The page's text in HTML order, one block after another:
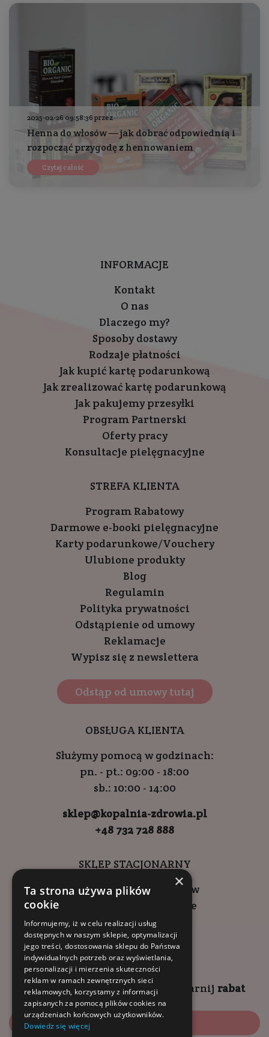
2025-02-26 09:58:36 przez
Henna do włosów — jak dobrać odpowiednią i
rozpocząć przygodę z hennowaniem
Czytaj całość
INFORMACJE
Kontakt
O nas
Dlaczego my?
Sposoby dostawy
Rodzaje płatności
Jak kupić kartę podarunkową
Jak zrealizować kartę podarunkową
Jak pakujemy przesyłki
Program Partnerski
Oferty pracy
Konsultacje pielęgnacyjne
STREFA KLIENTA
Program Rabatowy
Darmowe e-booki pielęgnacyjne
Karty podarunkowe/Vouchery
Ulubione produkty
Blog
Regulamin
Polityka prywatności
Odstąpienie od umowy
Reklamacje
Wypisz się z newslettera
Odstąp od umowy tutaj
OBSŁUGA KLIENTA
Służymy pomocą w godzinach:
pn. - pt.: 09:00 - 18:00
sb.: 10:00 - 14:00
sklep@kopalnia-zdrowia.pl
+48 732 728 888
SKLEP STACJONARNY
ul. Wadowicka 6, Kraków
Kompleks Buma Square
godziny otwarcia:
9:00 - 18:00 (pon-pt)
10:00 - 14:00 (sob)
Zapisz się naNEWSLETTER zgarnij rabat
Zapisz się
×
Ta strona używa plików
cookie
Informujemy, iż w celu realizacji usług
dostępnych w naszym sklepie, optymalizacji
jego treści, dostosowania sklepu do Państwa
indywidualnych potrzeb oraz wyświetlania,
personalizacji i mierzenia skuteczności
reklam w ramach zewnętrznych sieci
reklamowych, korzystamy z informacji
zapisanych za pomocą plików cookies na
urządzeniach końcowych użytkowników.
Dowiedz się więcej